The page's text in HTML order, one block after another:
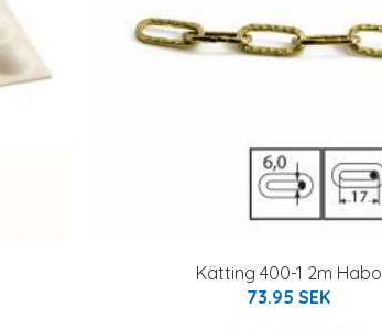
Kätting 400-1 2m Habo
73.95 SEK